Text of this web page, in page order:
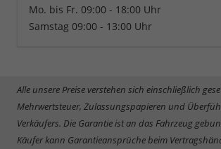
Mo. bis Fr. 09:00 - 18:00 Uhr
Samstag 09:00 - 13:00 Uhr
Alle unsere Preise verstehen sich einschließlich
Mehrwertsteuer, Zulassungspapieren und
Verkäufers. Die Garantie ist an das Fahrzeug
Käufer kann Garantieansprüche beim